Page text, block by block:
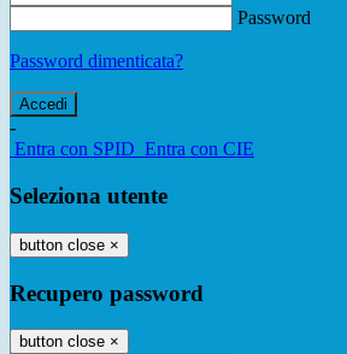
Password
Password dimenticata?
-
Entra con SPID Entra con CIE
Seleziona utente
button close ×
Recupero password
button close ×